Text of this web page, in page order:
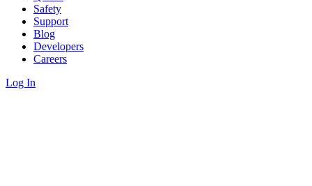
Safety
Support
Blog
Developers
Careers
Log In